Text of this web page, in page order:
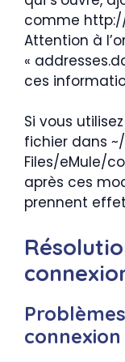
comme
Attention à
«
ces
Si vous
fichier dans
Files/eMule/
après ces
prennent
connexion